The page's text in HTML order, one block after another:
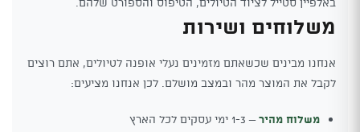
משלוחים ושירות
אנחנו מבינים שכשאתם מזמינים נעלי אופנה לטיולים, אתם רוצים
לקבל את המוצר מהר ובמצב מושלם. לכן אנחנו מציעים:
משלוח מהיר– 1-3 ימי עסקים לכל הארץ